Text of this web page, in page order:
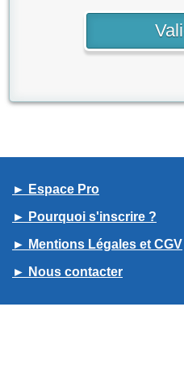
► Espace Pro
► Pourquoi s'inscrire ?
► Mentions Légales et CGV
► Nous contacter